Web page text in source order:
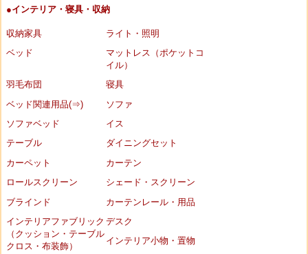
●インテリア・寝具・収納
収納家具
ライト・照明
ベッド
マットレス（ポケットコ
イル）
羽毛布団
寝具
ベッド関連用品(⇒)
ソファ
ソファベッド
イス
テーブル
ダイニングセット
カーペット
カーテン
ロールスクリーン
シェード・スクリーン
ブラインド
カーテンレール・用品
インテリアファブリック
（クッション・テーブル
クロス・布装飾）
デスク
インテリア小物・置物